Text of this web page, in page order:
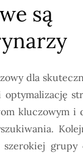
są
dla
kluczowym i
szerokiej